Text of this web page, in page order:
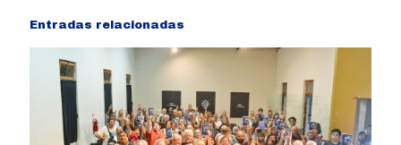
Entradas relacionadas